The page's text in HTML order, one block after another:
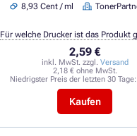
8,93 Cent / ml
2,59 €
inkl. MwSt. zzgl. Versand
2,18 € ohne MwSt.
Niedrigster Preis der letzten 30 Tage:
Kaufen
Für welche Drucker ist das Produkt